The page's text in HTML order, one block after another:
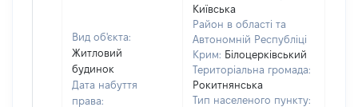
Вид об'єкта:
Житловий
будинок
Дата набуття
права:
Київська
Район в області та
Автономній Республіці
Крим: Білоцерківський
Територіальна громада:
Рокитнянська
Тип населеного пункту: